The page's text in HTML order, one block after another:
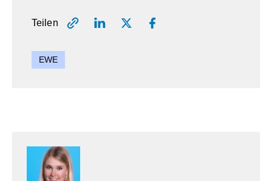
Teilen
EWE